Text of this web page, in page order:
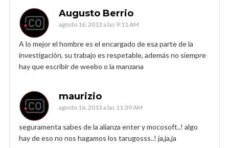
Augusto Berrio
agosto 16, 2013 a las 9:11 AM
A lo mejor el hombre es el encargado de esa parte de la
investigación, su trabajo es respetable, además no siempre
hay que escribir de weebo o la manzana
maurizio
agosto 16, 2013 a las 11:39 AM
seguramenta sabes de la alianza enter y mocosoft..! algo
hay de eso no nos hagamos los tarugosss..! ja,ja,ja